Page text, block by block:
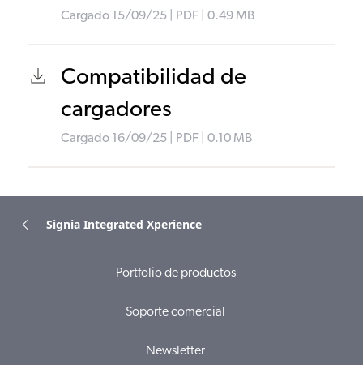
Cargado 15/09/25 PDF | 0.49 MB
Compatibilidad de
cargadores
Cargado 16/09/25 PDF | 0.10 MB
Signia Integrated Xperience
Portfolio de productos
Soporte comercial
Newsletter